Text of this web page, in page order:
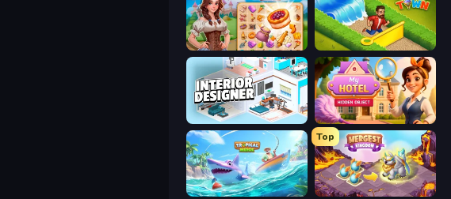
My Castle: Merge & Story Park Town
Interior Designer: Unpacking House Hidden Object: My Hotel
Tropical Merge
Top
Mergest Kingdom